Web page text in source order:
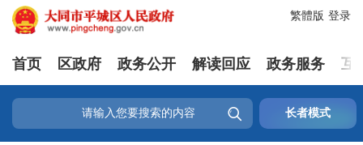
登录
繁體版
首页 区政府 政务公开 解读回应 政务服务 互
 长者模式